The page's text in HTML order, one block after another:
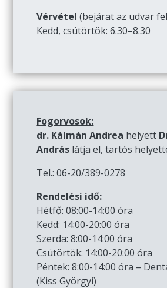
Vérvétel (bejárat az udvar
Kedd, csütörtök: 6.30–8.30
Fogorvosok:
dr. Kálmán Andrea helyett
András látja el, tartós
Tel.: 06-20/389-0278
Rendelési idő:
Hétfő: 08:00-14:00 óra
Kedd: 14:00-20:00 óra
Szerda: 8:00-14:00 óra
Csütörtök: 14:00-20:00 óra
Péntek: 8:00-14:00 óra –
(Kiss Györgyi)